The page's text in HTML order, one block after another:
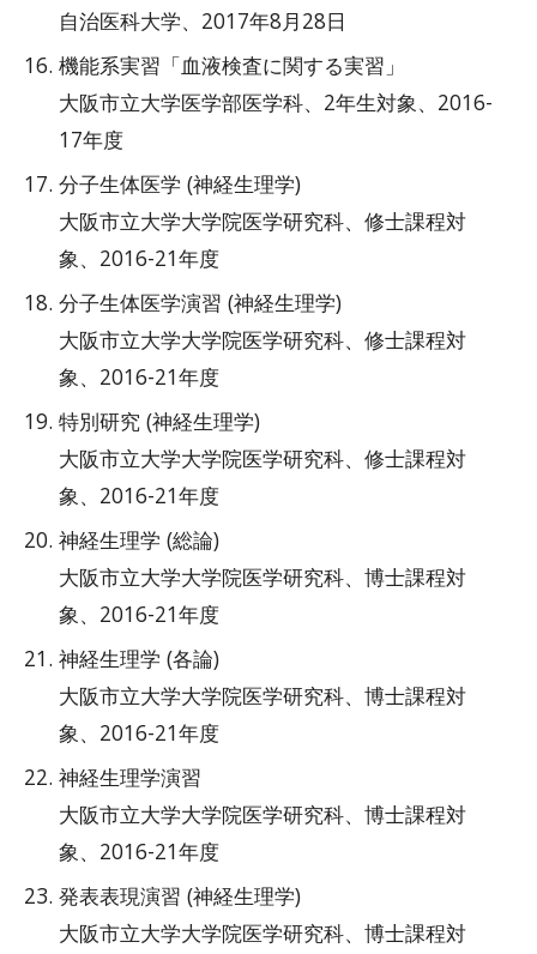
自治医科大学、2017年8月28日
機能系実習「血液検査に関する実習」
大阪市立大学医学部医学科、2年生対象、2016-
17年度
分子生体医学 (神経生理学)
大阪市立大学大学院医学研究科、修士課程対
象、2016-21年度
分子生体医学演習 (神経生理学)
大阪市立大学大学院医学研究科、修士課程対
象、2016-21年度
特別研究 (神経生理学)
大阪市立大学大学院医学研究科、修士課程対
象、2016-21年度
神経生理学 (総論)
大阪市立大学大学院医学研究科、博士課程対
象、2016-21年度
神経生理学 (各論)
大阪市立大学大学院医学研究科、博士課程対
象、2016-21年度
神経生理学演習
大阪市立大学大学院医学研究科、博士課程対
象、2016-21年度
発表表現演習 (神経生理学)
大阪市立大学大学院医学研究科、博士課程対